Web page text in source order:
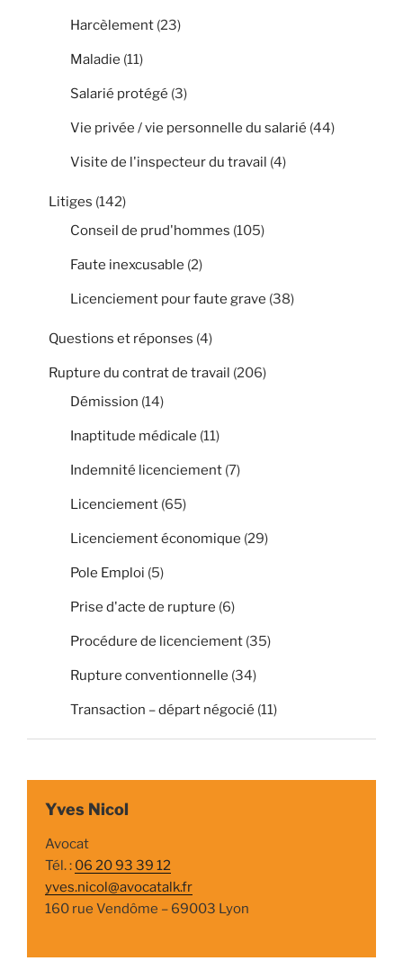
Harcèlement (23)
Maladie (11)
Salarié protégé (3)
Vie privée / vie personnelle du salarié (44)
Visite de l'inspecteur du travail (4)
Litiges (142)
Conseil de prud'hommes (105)
Faute inexcusable (2)
Licenciement pour faute grave (38)
Questions et réponses (4)
Rupture du contrat de travail (206)
Démission (14)
Inaptitude médicale (11)
Indemnité licenciement (7)
Licenciement (65)
Licenciement économique (29)
Pole Emploi (5)
Prise d'acte de rupture (6)
Procédure de licenciement (35)
Rupture conventionnelle (34)
Transaction – départ négocié (11)
Yves Nicol
Avocat
Tél. : 06 20 93 39 12
yves.nicol@avocatalk.fr
160 rue Vendôme – 69003 Lyon